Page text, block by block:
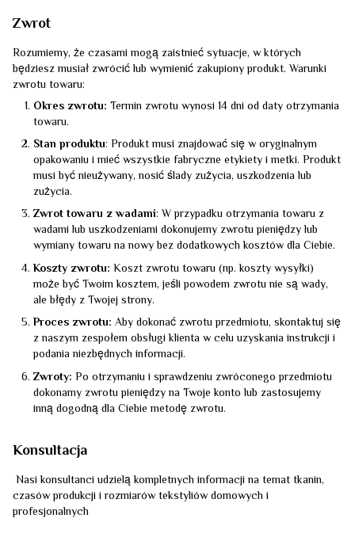
Zwrot
Rozumiemy, że czasami mogą zaistnieć sytuacje, w których
będziesz musiał zwrócić lub wymienić zakupiony produkt. Warunki
zwrotu towaru:
Okres zwrotu: Termin zwrotu wynosi 14 dni od daty otrzymania
towaru.
Stan produktu: Produkt musi znajdować się w oryginalnym
opakowaniu i mieć wszystkie fabryczne etykiety i metki. Produkt
musi być nieużywany, nosić ślady zużycia, uszkodzenia lub
zużycia.
Zwrot towaru z wadami: W przypadku otrzymania towaru z
wadami lub uszkodzeniami dokonujemy zwrotu pieniędzy lub
wymiany towaru na nowy bez dodatkowych kosztów dla Ciebie.
Koszty zwrotu: Koszt zwrotu towaru (np. koszty wysyłki)
może być Twoim kosztem, jeśli powodem zwrotu nie są wady,
ale błędy z Twojej strony.
Proces zwrotu: Aby dokonać zwrotu przedmiotu, skontaktuj się
z naszym zespołem obsługi klienta w celu uzyskania instrukcji i
podania niezbędnych informacji.
Zwroty: Po otrzymaniu i sprawdzeniu zwróconego przedmiotu
dokonamy zwrotu pieniędzy na Twoje konto lub zastosujemy
inną dogodną dla Ciebie metodę zwrotu.
Konsultacja
Nasi konsultanci udzielą kompletnych informacji na temat tkanin,
czasów produkcji i rozmiarów tekstyliów domowych i
profesjonalnych